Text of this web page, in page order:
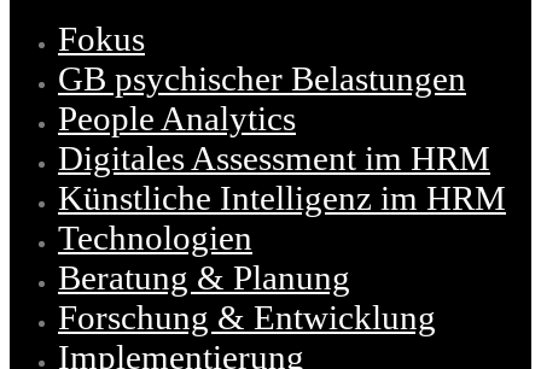
Fokus
GB psychischer Belastungen
People Analytics
Digitales Assessment im HRM
Künstliche Intelligenz im HRM
Technologien
Beratung & Planung
Forschung & Entwicklung
Implementierung